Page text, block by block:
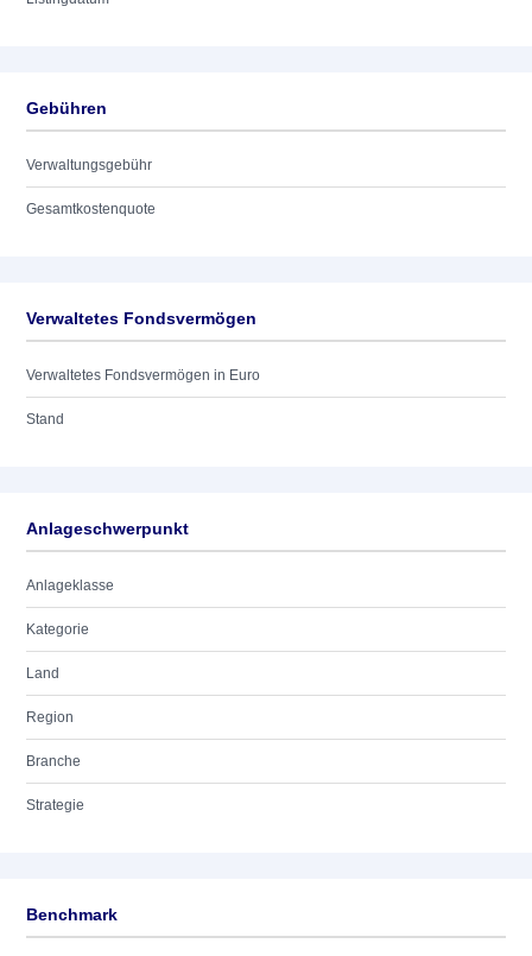
Gebühren
Verwaltungsgebühr
Gesamtkostenquote
Verwaltetes Fondsvermögen
Verwaltetes Fondsvermögen in Euro
Stand
Anlageschwerpunkt
Anlageklasse
Kategorie
Land
Region
Branche
Strategie
Benchmark